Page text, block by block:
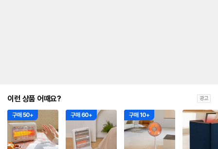
이런 상품 어때요? 광고
구매 50+ 구매 60+ 구매 10+